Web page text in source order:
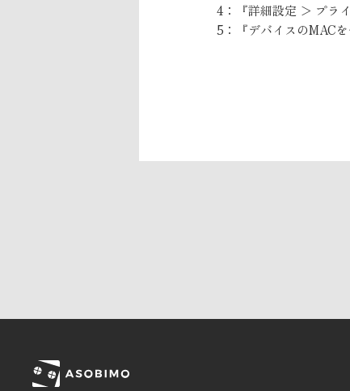
4：『詳細設定 ＞ プラ
5：『デバイスのMAC